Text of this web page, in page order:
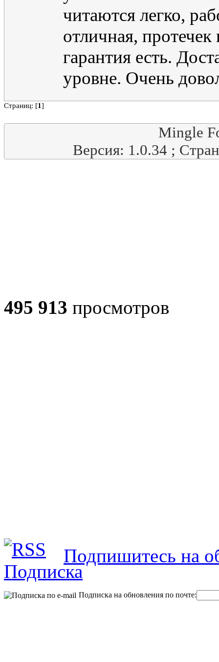
читаются легко,
отличная,
гарантия есть.
уровне. Очень
Страниц: [1]
Mingle
Версия: 1.0.34 ;
495 913 просмотров
Подпишитесь на
Подписка на обновления по почте: